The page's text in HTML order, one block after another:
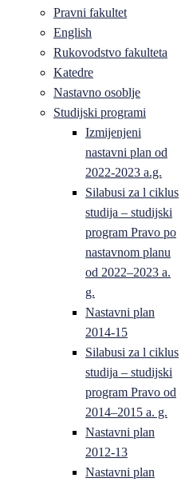
Pravni fakultet
English
Rukovodstvo fakulteta
Katedre
Nastavno osoblje
Studijski programi
Izmijenjeni
nastavni plan od
2022-2023 a.g.
Silabusi za l ciklus
studija – studijski
program Pravo po
nastavnom planu
od 2022–2023 a.
g.
Nastavni plan
2014-15
Silabusi za l ciklus
studija – studijski
program Pravo od
2014–2015 a. g.
Nastavni plan
2012-13
Nastavni plan